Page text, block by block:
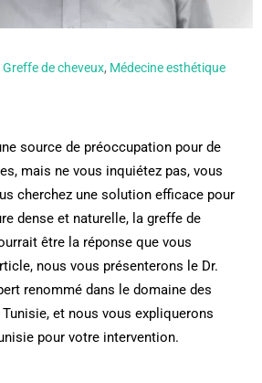
Greffe de cheveux, Médecine esthétique
source de préoccupation pour de
mais ne vous inquiétez pas, vous
cherchez une solution efficace pour
dense et naturelle, la greffe de
être la réponse que vous
nous vous présenterons le Dr.
renommé dans le domaine des
et nous vous expliquerons
pour votre intervention.